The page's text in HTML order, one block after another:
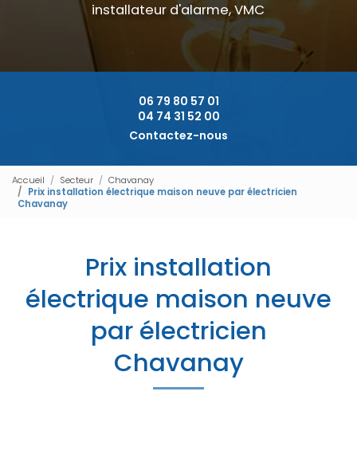
installateur d'alarme, VMC
06 79 80 57 01
04 74 31 52 00
Contactez-nous
Accueil Secteur
Chavanay
Prix installation électrique maison neuve par électricien
Chavanay
Prix installation
électrique maison neuve
par électricien
Chavanay